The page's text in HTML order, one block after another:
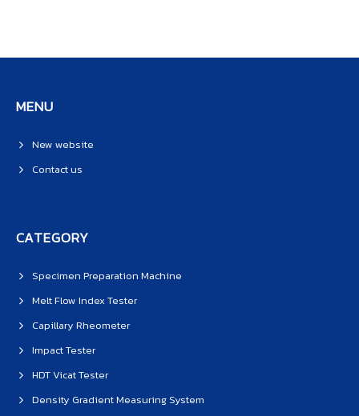
MENU
New website
Contact us
CATEGORY
Specimen Preparation Machine
Melt Flow Index Tester
Capillary Rheometer
Impact Tester
HDT Vicat Tester
Density Gradient Measuring System